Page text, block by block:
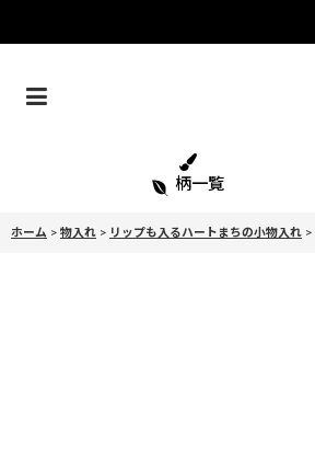
柄一覧
ホーム > 物入れ > リップも入るハートまちの小物入れ >